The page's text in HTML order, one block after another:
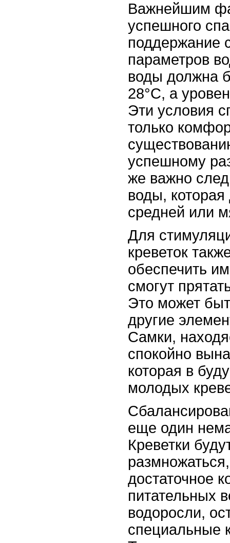
Важнейшим
успешного
поддержание
параметров
воды должна
28°C, а
Эти условия
только
успешному
же важно
воды,
средней или
Для
креветок
обеспечить
смогут
Это может
другие
Самки,
спокойно
которая в
молодых
еще один
Креветки
достаточное
питательных
водоросли,
специальные